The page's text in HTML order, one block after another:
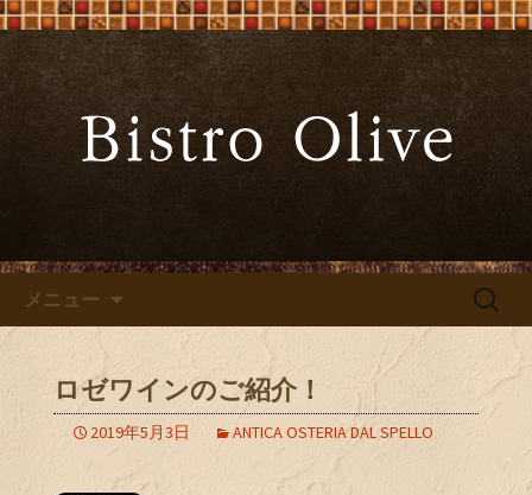
大阪難波の「Bistro Olive（ビ
ストロ オリーブ）」
大阪難波の「ビストロオリーブ」でワ
インと炭火焼料理を
メニュー
検
ロゼワインのご紹介！
2019年5月3日 ANTICA OSTERIA DAL SPELLO